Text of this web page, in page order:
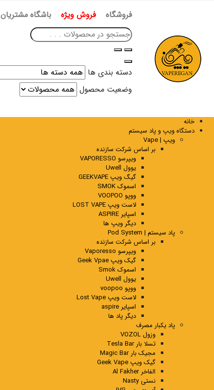
فروشگاه فروش ویژه باشگاه مشتریان
دسته بندی ها
وضعیت محصول
خانه
دستگاه ویپ و پاد سیستم
ویپ | Vape
بر اساس شرکت سازنده
ویپرسو VAPORESSO
یوول Uwell
گیگ ویپ GEEKVAPE
اسموک SMOK
ووپو VOOPOO
لاست ویپ LOST VAPE
اسپایر ASPIRE
دیگر ویپ ها
پاد سیستم | Pod System
بر اساس شرکت سازنده
ویپرسو Vaporesso
گیک ویپ Geek Vpae
اسموک Smok
یوول Uwell
ووپو voopoo
لاست ویپ Lost Vape
اسپایر aspire
دیگر پاد ها
پاد یکبار مصرف
وزول VOZOL
تسلا بار Tesla Bar
مجیک بار Magic Bar
گیک ویپ Geek Vape
الفاخر Al Fakher
نستی Nasty